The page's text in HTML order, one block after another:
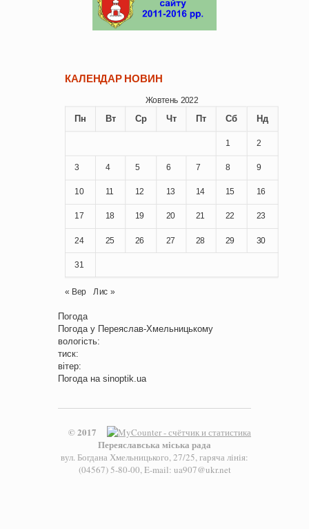
КАЛЕНДАР НОВИН
Жовтень 2022
Пн Вт Ср Чт Пт Сб Нд
1 2
3 4 5 6 7 8 9
10 11 12 13 14 15 16
17 18 19 20 21 22 23
24 25 26 27 28 29 30
31
« Вер Лис »
Погода
Погода у Переяслав-Хмельницькому
вологість:
тиск:
вітер:
Погода на sinoptik.ua
© 2017
Переяславська міська рада
вул. Богдана Хмельницького, 27/25, гаряча лінія:
(04567) 5-80-00, E-mail: ua907@ukr.net